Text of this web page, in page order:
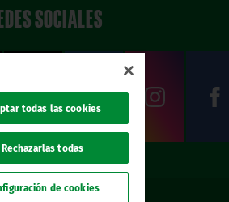
SOCIALES
todas las cookies
Rechazarlas todas
de cookies